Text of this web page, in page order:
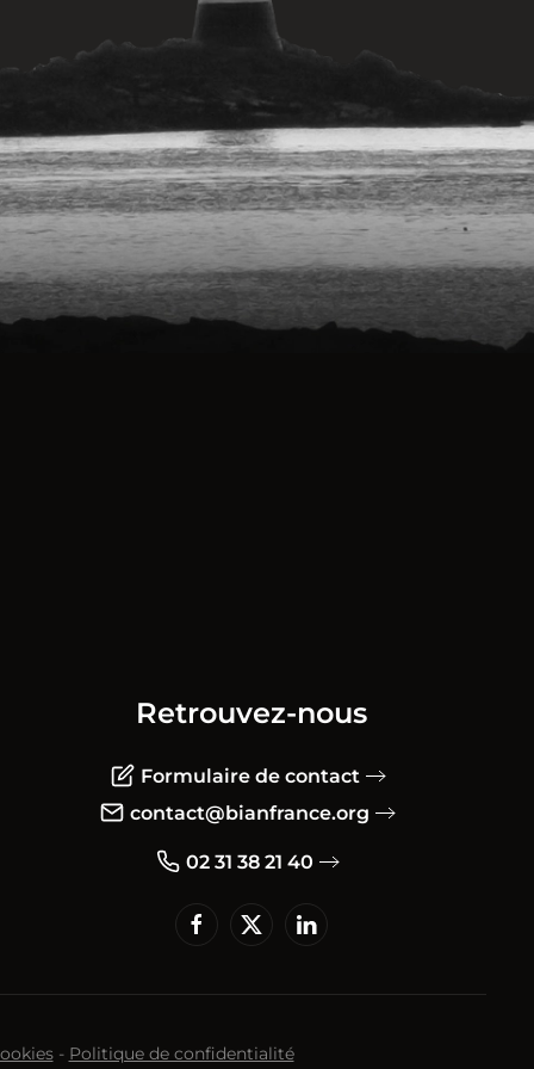
Retrouvez-nous
Formulaire de contact
contact@bianfrance.org
02 31 38 21 40
- Politique de confidentialité